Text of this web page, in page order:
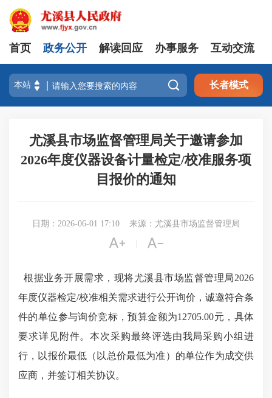
首页 政务公开 解读回应 办事服务 互动交流
 长者模式
尤溪县市场监督管理局关于邀请参加
2026年度仪器设备计量检定/校准服务项
目报价的通知
日期：2026-06-01 17:10 来源：尤溪县市场监督管理局
 
根据业务开展需求 ， 现将尤溪县市场监督管理局2026
年度仪器检定/校准相关需求进行公开询价 ， 诚邀符合条
件的单位参与询价竞标，预算金额为12705.00元， 具体
要求详见附件。本次采购最终评选由我局采购小组进
行， 以报价最低（以总价最低为准）的单位作为成交供
应商，并签订相关协议。